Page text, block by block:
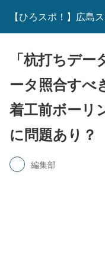
【ひろスポ！】広島
「杭打ちデ
ータ照合すべ
着工前ボーリ
に問題あり？
編集部